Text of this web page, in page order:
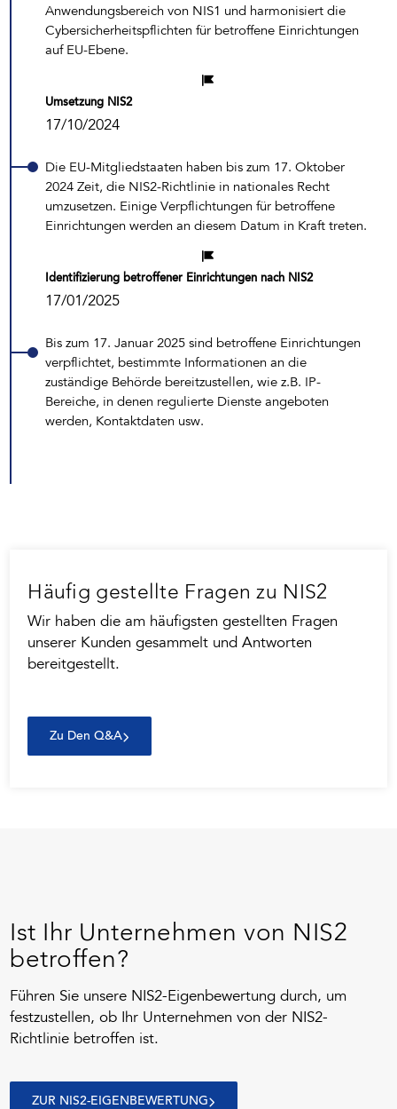
Anwendungsbereich von NIS1 und harmonisiert die
Cybersicherheitspflichten für betroffene Einrichtungen
auf EU-Ebene.
Umsetzung NIS2
17/10/2024
Die EU-Mitgliedstaaten haben bis zum 17. Oktober
2024 Zeit, die NIS2-Richtlinie in nationales Recht
umzusetzen. Einige Verpflichtungen für betroffene
Einrichtungen werden an diesem Datum in Kraft treten.
Identifizierung betroffener Einrichtungen nach NIS2
17/01/2025
Bis zum 17. Januar 2025 sind betroffene Einrichtungen
verpflichtet, bestimmte Informationen an die
zuständige Behörde bereitzustellen, wie z.B. IP-
Bereiche, in denen regulierte Dienste angeboten
werden, Kontaktdaten usw.
Häufig gestellte Fragen zu NIS2
Wir haben die am häufigsten gestellten Fragen
unserer Kunden gesammelt und Antworten
bereitgestellt.
Zu Den Q&A
Ist Ihr Unternehmen von NIS2
betroffen?
Führen Sie unsere NIS2-Eigenbewertung durch, um
festzustellen, ob Ihr Unternehmen von der NIS2-
Richtlinie betroffen ist.
ZUR NIS2-EIGENBEWERTUNG